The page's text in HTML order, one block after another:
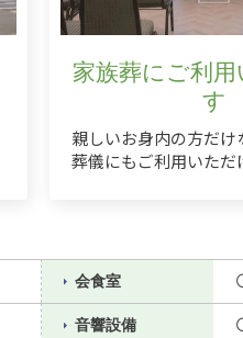
家族葬にご利用
す
親しいお身内の方だけ
葬儀にもご利用いただ
会食室
音響設備